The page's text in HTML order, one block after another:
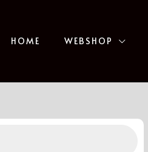
HOME WEBSHOP